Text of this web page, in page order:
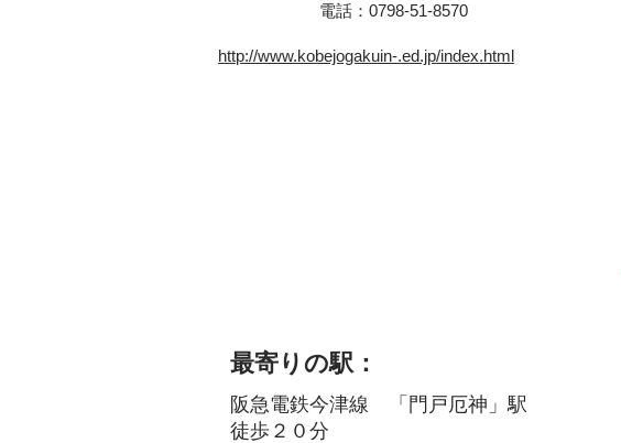
電話：0798-51-8570
最寄りの駅：
阪急電鉄今津線 「門戸厄神」駅
徒歩２０分
http://www.kobejogakuin-.ed.jp/index.html